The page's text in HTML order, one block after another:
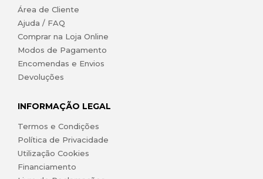
Área de Cliente
Ajuda / FAQ
Comprar na Loja Online
Modos de Pagamento
Encomendas e Envios
Devoluções
INFORMAÇÃO LEGAL
Termos e Condições
Política de Privacidade
Utilização Cookies
Financiamento